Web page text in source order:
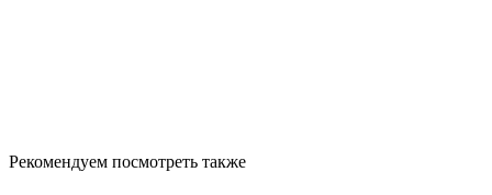
Рекомендуем посмотреть также